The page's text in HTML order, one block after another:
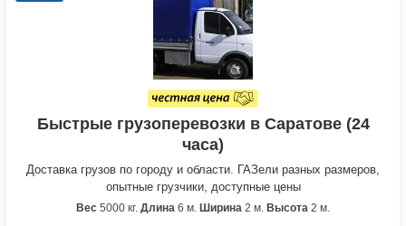
Быстрые грузоперевозки в Саратове (24
часа)
Доставка грузов по городу и области. ГАЗели разных размеров,
опытные грузчики, доступные цены
Вес 5000 кг. Длина 6 м. Ширина 2 м. Высота 2 м.